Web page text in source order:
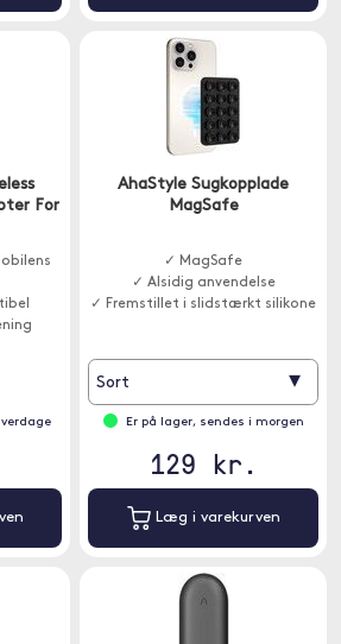
For
AhaStyle Sugkopplade
MagSafe
✓ MagSafe
✓ Alsidig anvendelse
✓ Fremstillet i slidstærkt silikone
Sort ▾
Er på lager, sendes i morgen
129 kr.
Læg i varekurven